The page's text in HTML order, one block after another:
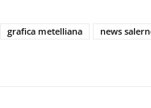
grafica metelliana news